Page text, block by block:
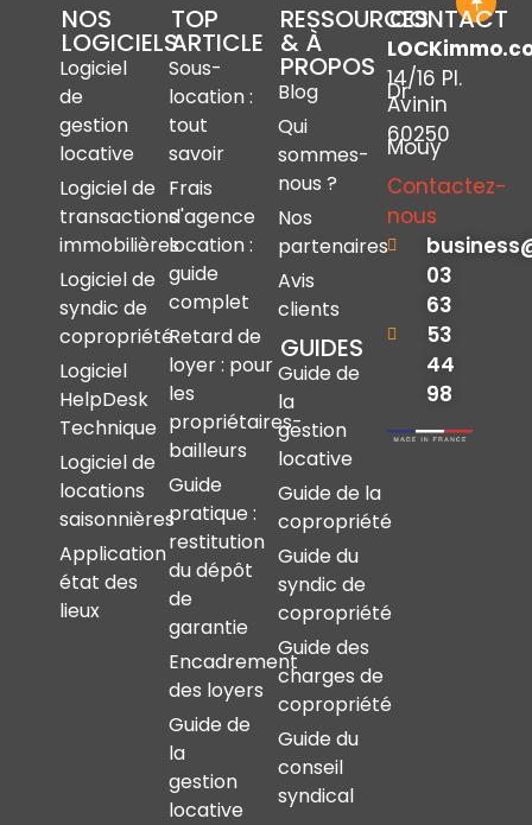
NOS
LOGICIELS
Logiciel
de
gestion
locative
Logiciel de
transactions
immobilières
Logiciel de
syndic de
copropriété
Logiciel
HelpDesk
Technique
Logiciel de
locations
saisonnières
Application
état des
lieux
TOP
ARTICLE
Sous-
location :
tout
savoir
Frais
d'agence
location :
guide
complet
Retard de
loyer : pour
les
propriétaires-
bailleurs
Guide
pratique :
restitution
du dépôt
de
garantie
Encadrement
des loyers
Guide de
la
gestion
locative
RESSOURCES
& À
PROPOS
Blog
Qui
sommes-
nous ?
Nos
partenaires
Avis
clients
GUIDES
Guide de
la
gestion
locative
Guide de la
copropriété
Guide du
syndic de
copropriété
Guide des
charges de
copropriété
Guide du
conseil
syndical
CONTACT
14/16 Pl.
Dr
Avinin
60250
Mouy
Contactez-
nous
03
63
53
44
98